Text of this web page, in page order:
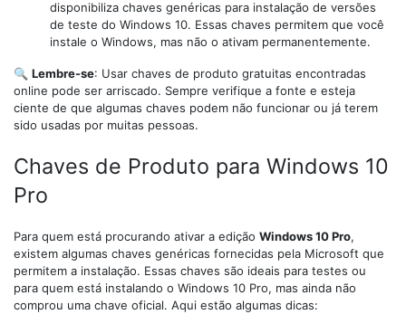
disponibiliza chaves genéricas para instalação de versões
de teste do Windows 10. Essas chaves permitem que você
instale o Windows, mas não o ativam permanentemente.
🔍 Lembre-se: Usar chaves de produto gratuitas encontradas
online pode ser arriscado. Sempre verifique a fonte e esteja
ciente de que algumas chaves podem não funcionar ou já terem
sido usadas por muitas pessoas.
Chaves de Produto para Windows 10
Pro
Para quem está procurando ativar a edição Windows 10 Pro,
existem algumas chaves genéricas fornecidas pela Microsoft que
permitem a instalação. Essas chaves são ideais para testes ou
para quem está instalando o Windows 10 Pro, mas ainda não
comprou uma chave oficial. Aqui estão algumas dicas: